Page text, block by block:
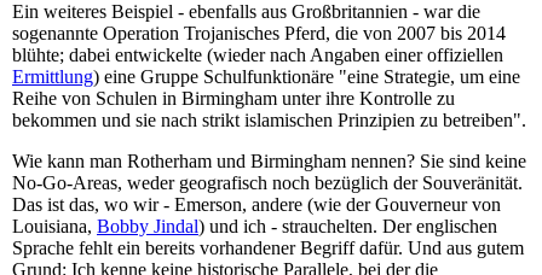
Ein weiteres Beispiel - ebenfalls aus Großbritannien - war die
sogenannte Operation Trojanisches Pferd, die von 2007 bis 2014
blühte; dabei entwickelte (wieder nach Angaben einer offiziellen
Ermittlung) eine Gruppe Schulfunktionäre "eine Strategie, um eine
Reihe von Schulen in Birmingham unter ihre Kontrolle zu
bekommen und sie nach strikt islamischen Prinzipien zu betreiben".
Wie kann man Rotherham und Birmingham nennen? Sie sind keine
No-Go-Areas, weder geografisch noch bezüglich der Souveränität.
Das ist das, wo wir - Emerson, andere (wie der Gouverneur von
Louisiana, Bobby Jindal) und ich - strauchelten. Der englischen
Sprache fehlt ein bereits vorhandener Begriff dafür. Und aus gutem
Grund: Ich kenne keine historische Parallele, bei der die